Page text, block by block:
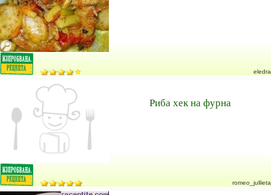
eledra
Риба хек на фурна
romeo_jullieta